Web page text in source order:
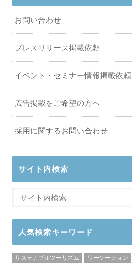
お問い合わせ
プレスリリース掲載依頼
イベント・セミナー情報掲載依頼
広告掲載をご希望の方へ
採用に関するお問い合わせ
サイト内検索
人気検索キーワード
サステナブルツーリズム ワーケーション